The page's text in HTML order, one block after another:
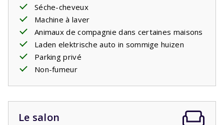
jusqu'à des heures tardives. Plusieurs villas disposent
d'une
borne de recharge
électriques. Si tel est le cas, vous pouvez l'ajouter en tant
qu'élément facultatif. C'est uneprise standardcomme
toutes les autres prises de la maison. Vous devrez peut-
être apportez votre
Séche-cheveux
Machine à laver
Animaux de compagnie dans certaines maisons
Laden elektrische auto in sommige huizen
Parking privé
Non-fumeur
Le salon